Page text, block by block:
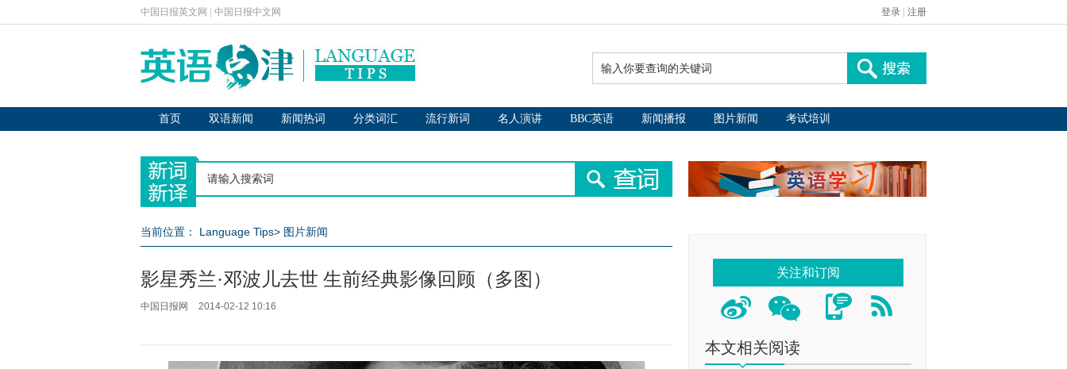
中国日报英文网 中国日报中文网 登录 注册
首页 双语新闻 新闻热词 分类词汇 流行新词 名人演讲 BBC英语 新闻播报 图片新闻 考试培训
当前位置： Language Tips> 图片新闻
影星秀兰·邓波儿去世 生前经典影像回顾（多图）
中国日报网 2014-02-12 10:16
关注和订阅
本文相关阅读